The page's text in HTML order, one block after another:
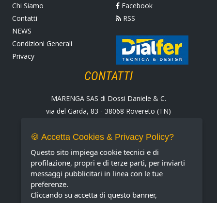
Chi Siamo
Contatti
NEWS
Condizioni Generali
Privacy
Facebook
RSS
CONTATTI
MARENGA SAS di Dossi Daniele & C.
via del Garda, 83 - 38068 Rovereto (TN)
Fax +39 0464 430938
E-mail: marenga@marenga.it
Partita IVA IT02232370227
METODI DI PAGAMENTO ACCETTATI
🍪 Accetta Cookies & Privacy Policy?
Questo sito impiega cookie tecnici e di
profilazione, propri e di terze parti, per inviarti
messaggi pubblicitari in linea con le tue
preferenze.
Cliccando su accetta di questo banner,